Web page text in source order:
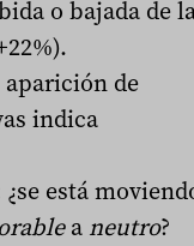
o bajada de
aparición de
indica
¿se está
a neutro?